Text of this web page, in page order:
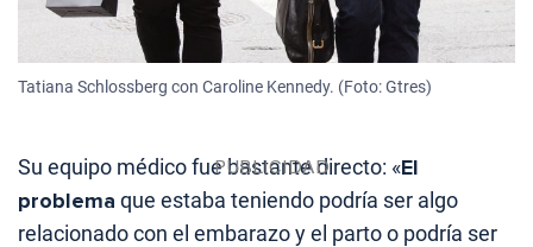
Tatiana Schlossberg con Caroline Kennedy. (Foto: Gtres)
Su equipo médico fue bastante directo: «El
problema que estaba teniendo podría ser algo
relacionado con el embarazo y el parto o podría ser